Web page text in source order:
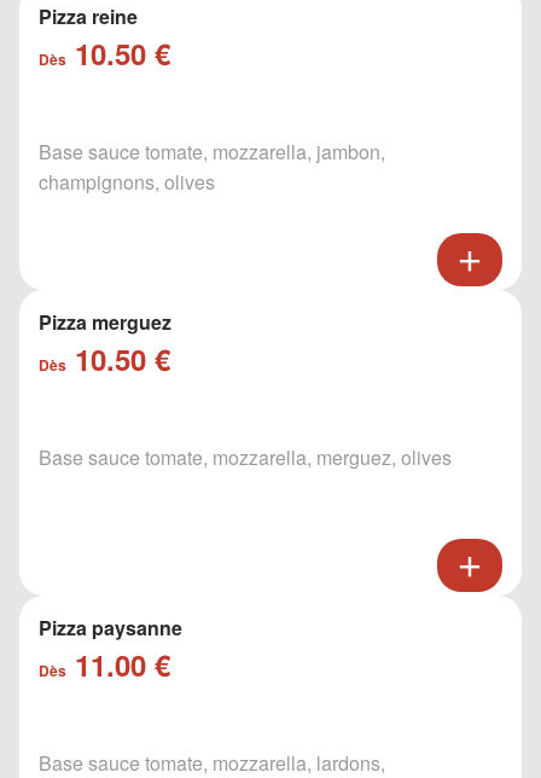
Pizza reine
Dès 10.50 €
Base sauce tomate, mozzarella, jambon,
champignons, olives
Pizza merguez
Dès 10.50 €
Base sauce tomate, mozzarella, merguez, olives
Pizza paysanne
Dès 11.00 €
Base sauce tomate, mozzarella, lardons,